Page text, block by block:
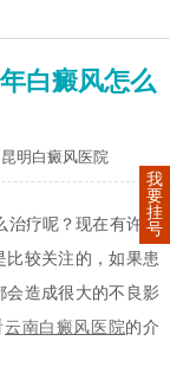
白癜风怎么
明白癜风医院
治疗呢？现在有许多
比较关注的，如果患
会造成很大的不良影
云南白癜风医院的介
我
要
挂
号